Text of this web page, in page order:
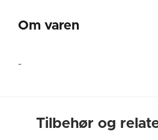
Om varen
-
Tilbehør og